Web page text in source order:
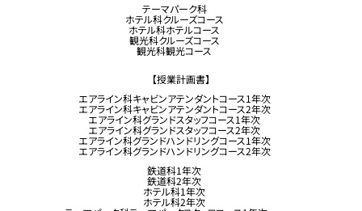
テーマパーク科
ホテル科クルーズコース
ホテル科ホテルコース
観光科クルーズコース
観光科観光コース
【授業計画書】
エアライン科キャビンアテンダントコース1年次
エアライン科キャビンアテンダントコース2年次
エアライン科グランドスタッフコース1年次
エアライン科グランドスタッフコース2年次
エアライン科グランドハンドリングコース1年次
エアライン科グランドハンドリングコース2年次
鉄道科1年次
鉄道科2年次
ホテル科1年次
ホテル科2年次